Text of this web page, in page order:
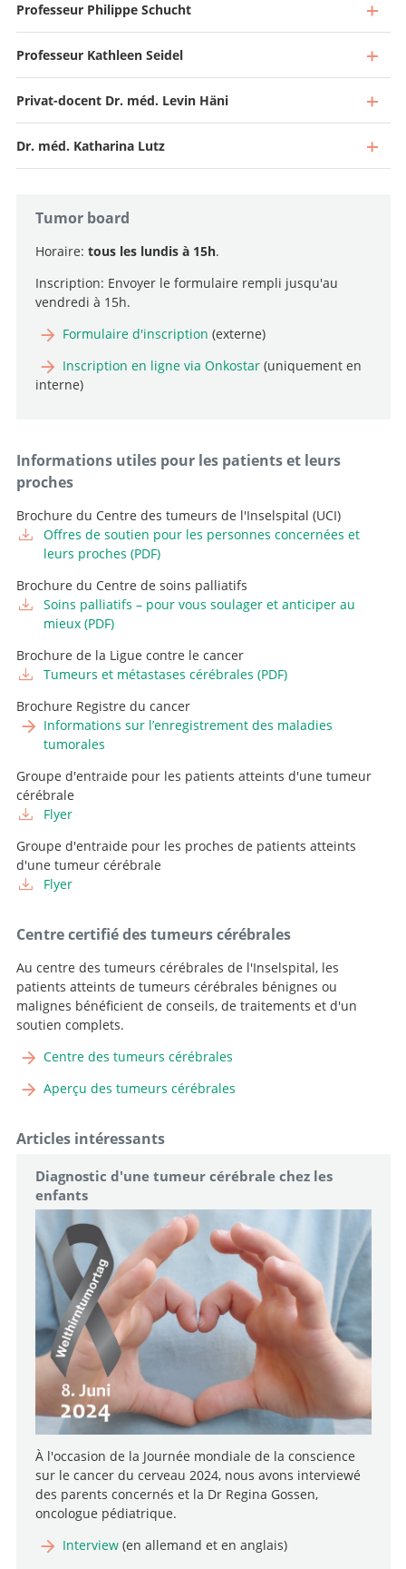
Directeur et Médecin-chef
Aller au profil
Professeur Philippe Schucht
Aller au profil
Professeur Kathleen Seidel
Cheffe de service, Cheffe de la neurophysiologie
Privat-docent Dr. méd. Levin Häni
Aller au profil
Dr. méd. Katharina Lutz
Cheffe de clinique, Chef de la neurochirurgie pédiatrique
Aller au profil
Tumor board
Horaire: tous les lundis à 15h.
Inscription: Envoyer le formulaire rempli jusqu'au
vendredi à 15h.
Formulaire d'inscription (externe)
Inscription en ligne via Onkostar(uniquement en
interne)
Informations utiles pour les patients et leurs
proches
Brochure du Centre des tumeurs de l'Inselspital (UCI)
Offres de soutien pour les personnes concernées et
leurs proches (PDF)
Brochure du Centre de soins palliatifs
Soins palliatifs – pour vous soulager et anticiper au
mieux (PDF)
Brochure de la Ligue contre le cancer
Tumeurs et métastases cérébrales (PDF)
Brochure Registre du cancer
Informations sur l’enregistrement des maladies
tumorales
Groupe d'entraide pour les patients atteints d'une tumeur
cérébrale
Flyer
Groupe d'entraide pour les proches de patients atteints
d'une tumeur cérébrale
Flyer
Centre certifié des tumeurs cérébrales
Au centre des tumeurs cérébrales de l'Inselspital, les
patients atteints de tumeurs cérébrales bénignes ou
malignes bénéficient de conseils, de traitements et d'un
soutien complets.
Centre des tumeurs cérébrales
Aperçu des tumeurs cérébrales
Articles intéressants
Diagnostic d'une tumeur cérébrale chez les
enfants
À l'occasion de la Journée mondiale de la conscience
sur le cancer du cerveau 2024, nous avons interviewé
des parents concernés et la Dr Regina Gossen,
oncologue pédiatrique.
Interview(en allemand et en anglais)